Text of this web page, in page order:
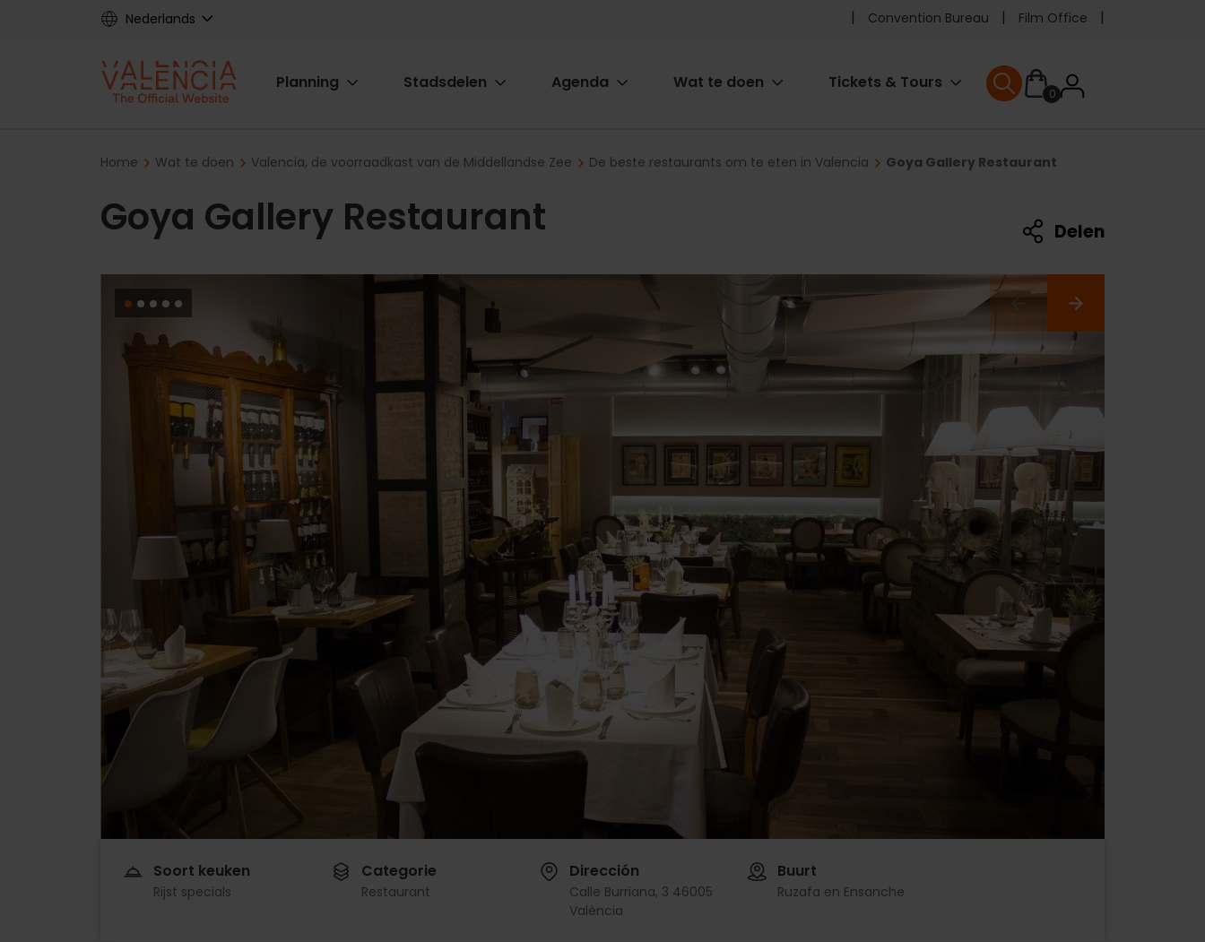
Nederlands
Pre
header
Convention Bureau Film Office
Main
Planning Stadsdelen Agenda Wat te doen Tickets & Tours
0User
User menu
Breadcrumb
Home Wat te doen Valencia, de voorraadkast van de Middellandse Zee De beste restaurants om te eten in Valencia Goya Gallery Restaurant
Goya Gallery Restaurant Delen
Soort keuken
Rijst specials
Categorie
Restaurant
Dirección
Calle Burriana, 3 46005
València
Buurt
Ruzafa en Ensanche